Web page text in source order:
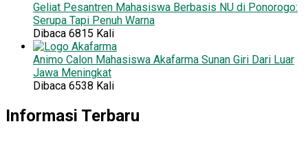
Geliat Pesantren Mahasiswa Berbasis NU di Ponorogo:
Serupa Tapi Penuh Warna
Dibaca 6815 Kali
Animo Calon Mahasiswa Akafarma Sunan Giri Dari Luar
Jawa Meningkat
Dibaca 6538 Kali
Informasi Terbaru